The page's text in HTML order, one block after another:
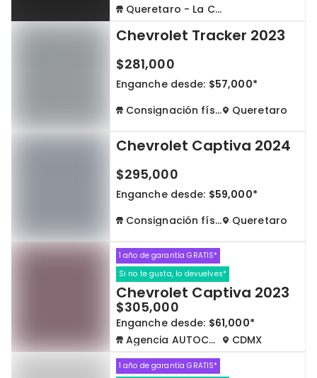
Queretaro - La Capilla
Chevrolet Tracker 2023
$281,000
Enganche desde: $57,000*
Consignación física
Queretaro
Chevrolet Captiva 2024
$295,000
Enganche desde: $59,000*
Consignación física
Queretaro
1 año de garantía GRATIS*
Si no te gusta, lo devuelves*
Chevrolet Captiva 2023
$305,000
Enganche desde: $61,000*
Agencia AUTOCOM
CDMX
1 año de garantía GRATIS*